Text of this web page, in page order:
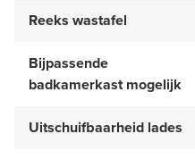
Reeks wastafel
Bijpassende
badkamerkast mogelijk
Uitschuifbaarheid lades